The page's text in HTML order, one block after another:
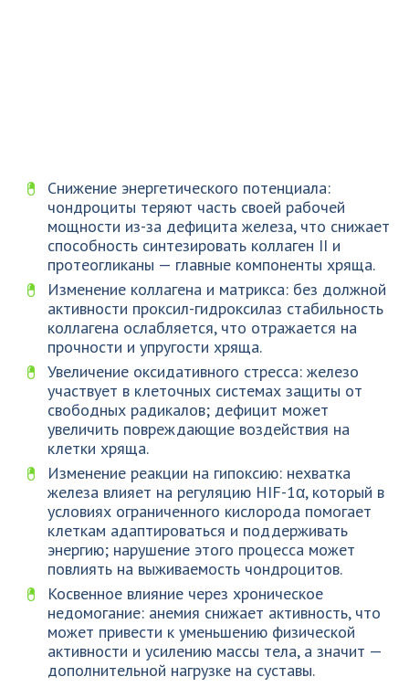
Снижение энергетического потенциала:
чондроциты теряют часть своей рабочей
мощности из-за дефицита железа, что снижает
способность синтезировать коллаген II и
протеогликаны — главные компоненты хряща.
Изменение коллагена и матрикса: без должной
активности проксил-гидроксилаз стабильность
коллагена ослабляется, что отражается на
прочности и упругости хряща.
Увеличение оксидативного стресса: железо
участвует в клеточных системах защиты от
свободных радикалов; дефицит может
увеличить повреждающие воздействия на
клетки хряща.
Изменение реакции на гипоксию: нехватка
железа влияет на регуляцию HIF-1α, который в
условиях ограниченного кислорода помогает
клеткам адаптироваться и поддерживать
энергию; нарушение этого процесса может
повлиять на выживаемость чондроцитов.
Косвенное влияние через хроническое
недомогание: анемия снижает активность, что
может привести к уменьшению физической
активности и усилению массы тела, а значит —
дополнительной нагрузке на суставы.